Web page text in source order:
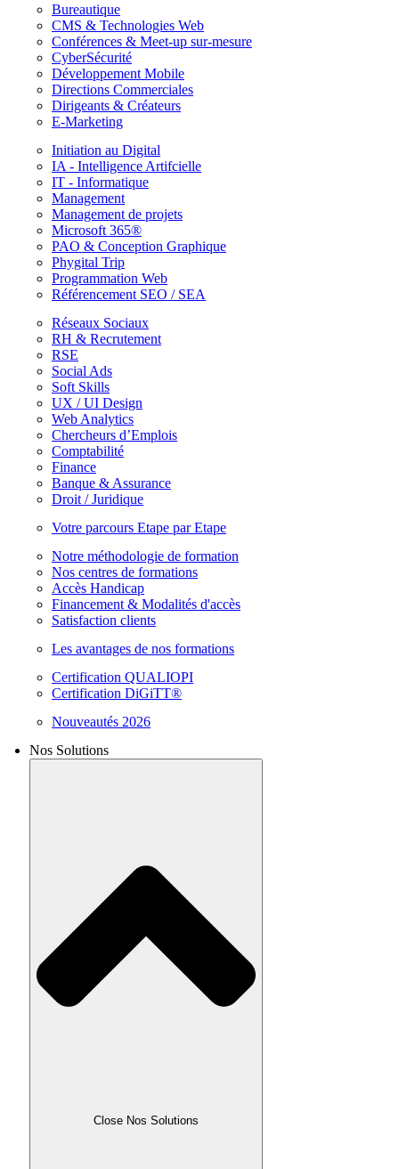
Bureautique
CMS & Technologies Web
Conférences & Meet-up sur-mesure
CyberSécurité
Développement Mobile
Directions Commerciales
Dirigeants & Créateurs
E-Marketing
Initiation au Digital
IA - Intelligence Artifcielle
IT - Informatique
Management
Management de projets
Microsoft 365®
PAO & Conception Graphique
Phygital Trip
Programmation Web
Référencement SEO / SEA
Réseaux Sociaux
RH & Recrutement
RSE
Social Ads
Soft Skills
UX / UI Design
Web Analytics
Chercheurs d’Emplois
Comptabilité
Finance
Banque & Assurance
Droit / Juridique
Votre parcours Etape par Etape
Notre méthodologie de formation
Nos centres de formations
Accès Handicap
Financement & Modalités d'accès
Satisfaction clients
Les avantages de nos formations
Certification QUALIOPI
Certification DiGiTT®
Nouveautés 2026
Nos Solutions
Close Nos Solutions